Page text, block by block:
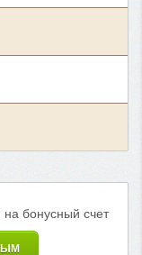
бонусный счет